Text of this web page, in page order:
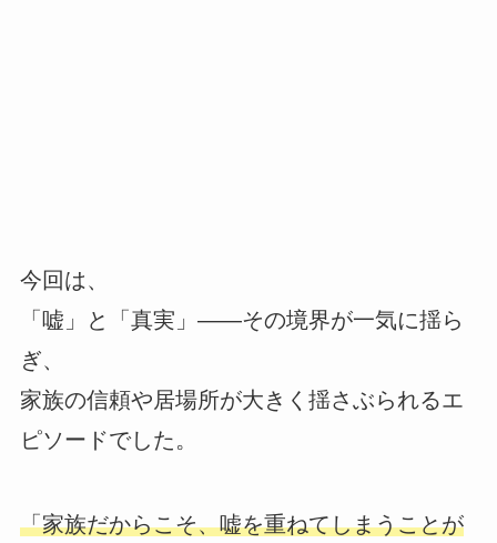
今回は、
「嘘」と「真実」――その境界が一気に揺ら
ぎ、
家族の信頼や居場所が大きく揺さぶられるエ
ピソードでした。
「家族だからこそ、嘘を重ねてしまうことが